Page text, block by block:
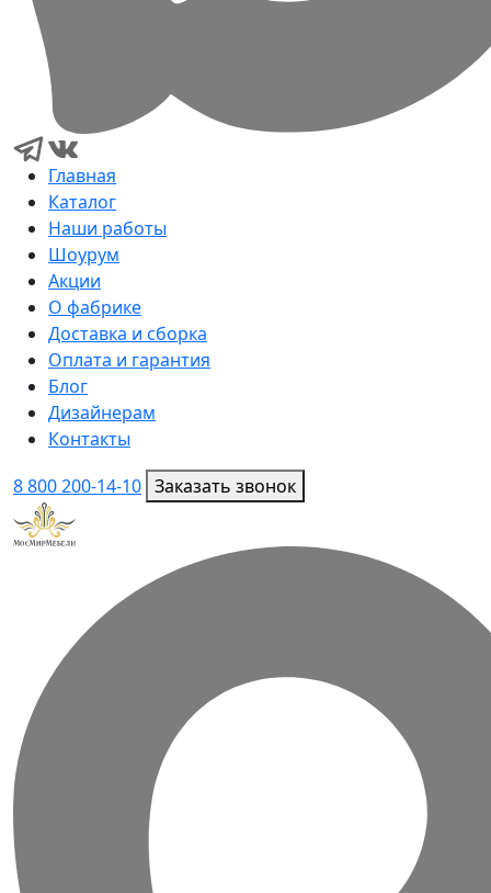
Главная
Каталог
Наши работы
Шоурум
Акции
О фабрике
Доставка и сборка
Оплата и гарантия
Блог
Дизайнерам
Контакты
8 800 200-14-10 Заказать звонок